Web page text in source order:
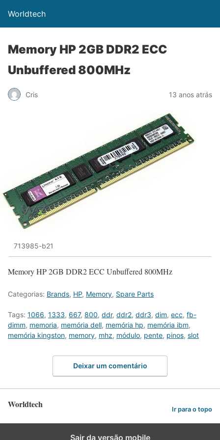
Worldtech
Memory HP 2GB DDR2 ECC
Unbuffered 800MHz
Cris 13 anos atrás
713985-b21
Memory HP 2GB DDR2 ECC Unbuffered 800MHz
Categorias: Brands, HP, Memory, Spare Parts
Tags: 1066, 1333, 667, 800, ddr, ddr2, ddr3, dim, ecc, fb-
dimm, memoria, memória dell, memória hp, memória ibm,
memória kingston, memory, mhz, módulo, pente, pinos, slot
Deixar um comentário
Worldtech Ir para o topo
Sair da versão mobile